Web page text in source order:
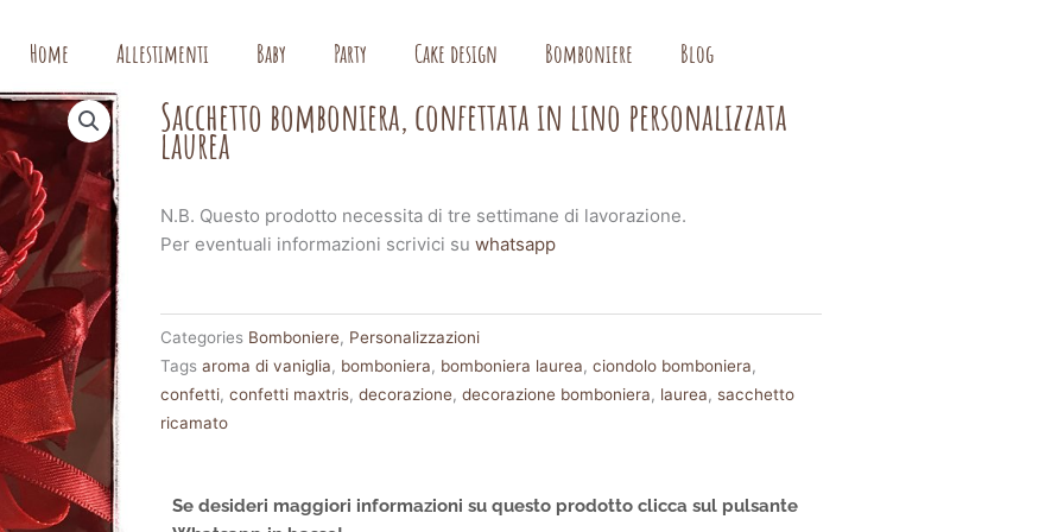
Home Allestimenti Baby Party Cake design Bomboniere Blog
Sacchetto bomboniera, confettata in lino personalizzata
laurea
N.B. Questo prodotto necessita di tre settimane di lavorazione.
Per eventuali informazioni scrivici suwhatsapp
Categories Bomboniere, Personalizzazioni
Tags aroma di vaniglia, bomboniera, bomboniera laurea,ciondolo bomboniera,
confetti,confetti maxtris,decorazione,decorazione bomboniera, laurea,sacchetto
ricamato
Se desideri maggiori informazioni su questo prodotto clicca sul pulsante